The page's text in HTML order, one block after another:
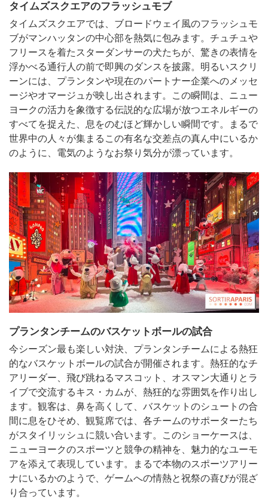
タイムズスクエアのフラッシュモブ
タイムズスクエアでは、ブロードウェイ風のフラッシュモ
ブがマンハッタンの中心部を熱気に包みます。チュチュや
フリースを着たスターダンサーの犬たちが、驚きの表情を
浮かべる通行人の前で即興のダンスを披露。明るいスクリ
ーンには、プランタンや現在のパートナー企業へのメッセ
ージやオマージュが映し出されます。この瞬間は、ニュー
ヨークの活力を象徴する伝説的な広場が放つエネルギーの
すべてを捉えた、息をのむほど輝かしい瞬間です。まるで
世界中の人々が集まるこの有名な交差点の真ん中にいるか
のように、電気のようなお祭り気分が漂っています。
プランタンチームのバスケットボールの試合
今シーズン最も楽しい対決、プランタンチームによる熱狂
的なバスケットボールの試合が開催されます。熱狂的なチ
アリーダー、飛び跳ねるマスコット、オスマン大通りとラ
イブで交流するキス・カムが、熱狂的な雰囲気を作り出し
ます。観客は、鼻を高くして、バスケットのシュートの合
間に息をひそめ、観覧席では、各チームのサポーターたち
がスタイリッシュに競い合います。このショーケースは、
ニューヨークのスポーツと競争の精神を、魅力的なユーモ
アを添えて表現しています。まるで本物のスポーツアリー
ナにいるかのようで、ゲームへの情熱と祝祭の喜びが混ざ
り合っています。